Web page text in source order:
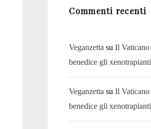
Commenti recenti
Veganzetta suIl Vaticano
benedice gli xenotrapianti
Veganzetta suIl Vaticano
benedice gli xenotrapianti